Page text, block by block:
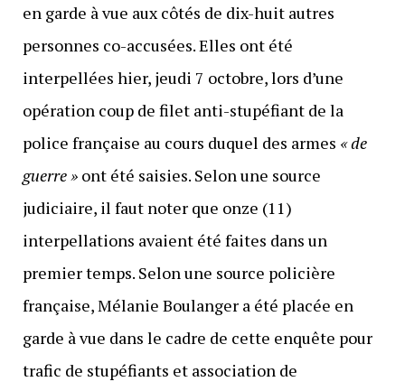
en garde à vue aux côtés de dix-huit autres
personnes co-accusées. Elles ont été
interpellées hier, jeudi 7 octobre, lors d’une
opération coup de filet anti-stupéfiant de la
police française au cours duquel des armes « de
guerre »ont été saisies. Selon une source
judiciaire, il faut noter que onze (11)
interpellations avaient été faites dans un
premier temps. Selon une source policière
française, Mélanie Boulanger a été placée en
garde à vue dans le cadre de cette enquête pour
trafic de stupéfiants et association de